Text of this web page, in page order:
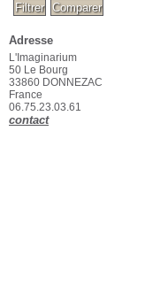
Adresse
L'Imaginarium
50 Le Bourg
33860 DONNEZAC
France
06.75.23.03.61
contact